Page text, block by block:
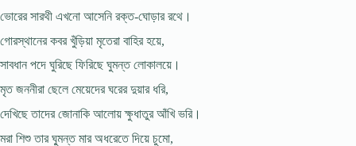
ভোরের সারথী এখনো আসেনি রক্ত-ঘোড়ার রথে।
গোরস্থানের কবর খুঁড়িয়া মৃতেরা বাহির হয়ে,
সাবধান পদে ঘুরিছে ফিরিছে ঘুমন্ত লোকালয়ে।
মৃত জননীরা ছেলে মেয়েদের ঘরের দুয়ার ধরি,
দেখিছে তাদের জোনাকি আলোয় ক্ষুধাতুর আঁখি ভরি।
মরা শিশু তার ঘু্মন্ত মার অধরেতে দিয়ে চুমো,